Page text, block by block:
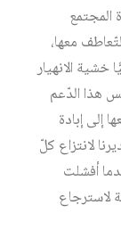
المجتمع
معها،
خشية الانهيار
هذا الدّعم
إلى إبادة
لانتزاع كلّ
أفشلت
لاسترجاع